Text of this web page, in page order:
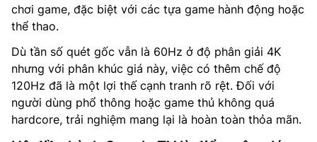
chơi game, đặc biệt với các tựa game hành động hoặc
thể thao.
Dù tần số quét gốc vẫn là 60Hz ở độ phân giải 4K
nhưng với phân khúc giá này, việc có thêm chế độ
120Hz đã là một lợi thế cạnh tranh rõ rệt. Đối với
người dùng phổ thông hoặc game thủ không quá
hardcore, trải nghiệm mang lại là hoàn toàn thỏa mãn.